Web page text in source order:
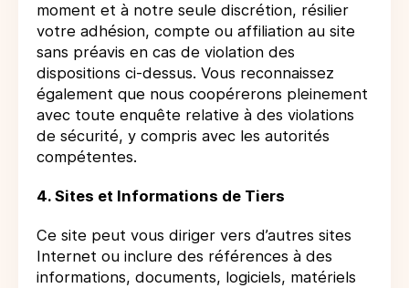
moment et à notre seule discrétion, résilier
votre adhésion, compte ou affiliation au site
sans préavis en cas de violation des
dispositions ci-dessus. Vous reconnaissez
également que nous coopérerons pleinement
avec toute enquête relative à des violations
de sécurité, y compris avec les autorités
compétentes.
4. Sites et Informations de Tiers
Ce site peut vous diriger vers d’autres sites
Internet ou inclure des références à des
informations, documents, logiciels, matériels